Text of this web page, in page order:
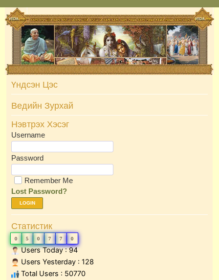
Skip
to
content
Үндсэн Цэс
Ведийн Зурхай
Нэвтрэх Хэсэг
Username
Password
Remember Me
Lost Password?
LOGIN
Статистик
0 5 0 7 7 0
Users Today : 94
Users Yesterday : 128
Total Users : 50770